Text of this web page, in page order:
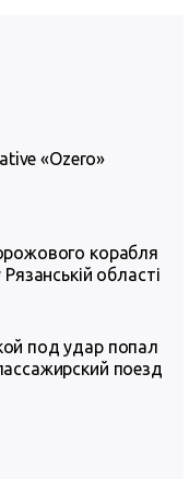
«Ozero»
корабля
області
под удар попал
поезд